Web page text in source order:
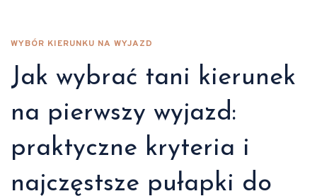
WYBÓR KIERUNKU NA WYJAZD
Jak wybrać tani kierunek
na pierwszy wyjazd:
praktyczne kryteria i
najczęstsze pułapki do